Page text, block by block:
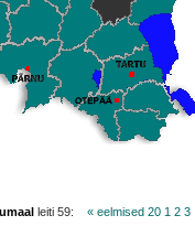
leiti 59: « eelmised 20 1 2 3